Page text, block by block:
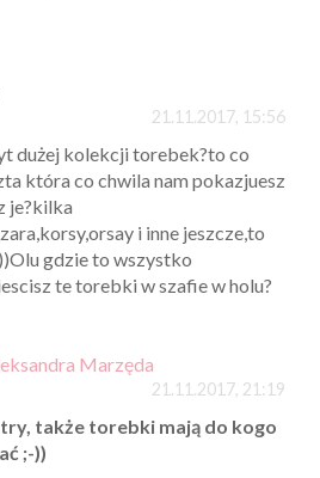
21.11.2017, 15:56
dużej kolekcji torebek?to co
która co chwila nam pokazjuesz
je?kilka
i inne jeszcze,to
gdzie to wszystko
te torebki w szafie w holu?
Marzęda
21.11.2017, 21:19
także torebki mają do kogo
;-))